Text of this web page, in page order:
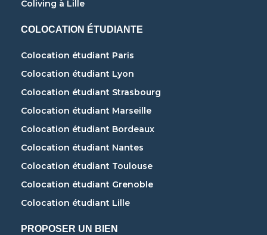
Coliving à Lille
COLOCATION ÉTUDIANTE
Colocation étudiant Paris
Colocation étudiant Lyon
Colocation étudiant Strasbourg
Colocation étudiant Marseille
Colocation étudiant Bordeaux
Colocation étudiant Nantes
Colocation étudiant Toulouse
Colocation étudiant Grenoble
Colocation étudiant Lille
PROPOSER UN BIEN